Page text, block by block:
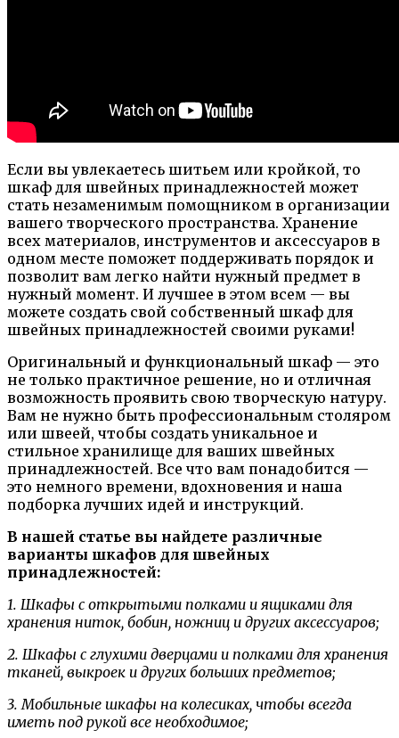
Если вы увлекаетесь шитьем или кройкой, то
шкаф для швейных принадлежностей может
стать незаменимым помощником в организации
вашего творческого пространства. Хранение
всех материалов, инструментов и аксессуаров в
одном месте поможет поддерживать порядок и
позволит вам легко найти нужный предмет в
нужный момент. И лучшее в этом всем — вы
можете создать свой собственный шкаф для
швейных принадлежностей своими руками!
Оригинальный и функциональный шкаф — это
не только практичное решение, но и отличная
возможность проявить свою творческую натуру.
Вам не нужно быть профессиональным столяром
или швеей, чтобы создать уникальное и
стильное хранилище для ваших швейных
принадлежностей. Все что вам понадобится —
это немного времени, вдохновения и наша
подборка лучших идей и инструкций.
В нашей статье вы найдете различные
варианты шкафов для швейных
принадлежностей:
1. Шкафы с открытыми полками и ящиками для
хранения ниток, бобин, ножниц и других аксессуаров;
2. Шкафы с глухими дверцами и полками для хранения
тканей, выкроек и других больших предметов;
3. Мобильные шкафы на колесиках, чтобы всегда
иметь под рукой все необходимое;